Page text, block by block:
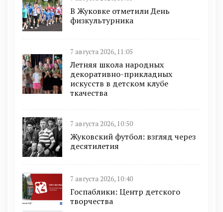
В Жуковке отметили День
физкультурника
7 августа 2026, 11:05
Летняя школа народных
декоративно-прикладных
искусств в детском клубе
ткачества
7 августа 2026, 10:50
Жуковский футбол: взгляд через
десятилетия
7 августа 2026, 10:40
Госпаблики: Центр детского
творчества